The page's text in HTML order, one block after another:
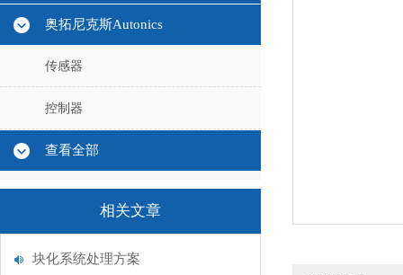
奥拓尼克斯Autonics
传感器
控制器
查看全部
相关文章
块化系统处理方案